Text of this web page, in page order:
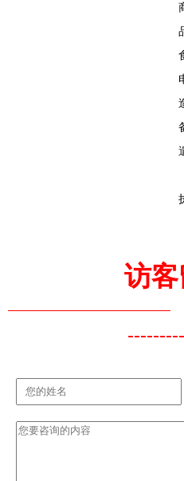
访